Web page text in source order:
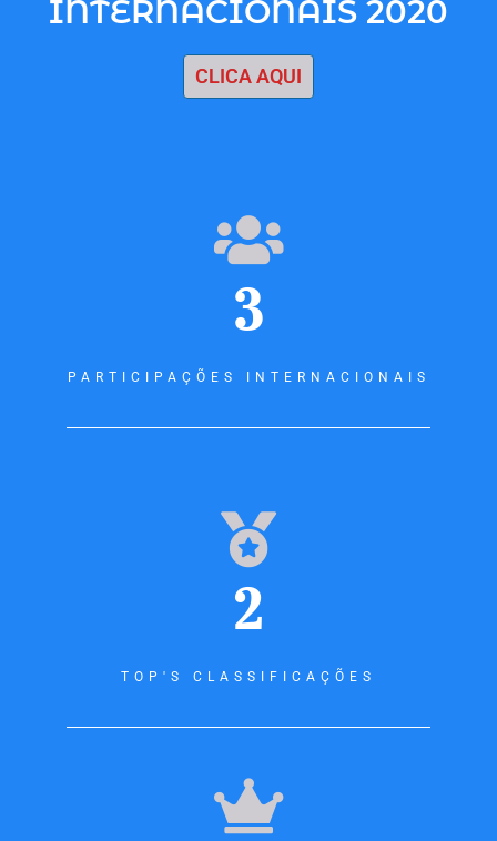
INTERNACIONAIS 2020
CLICA AQUI
3
PARTICIPAÇÕES INTERNACIONAIS
2
TOP'S CLASSIFICAÇÕES